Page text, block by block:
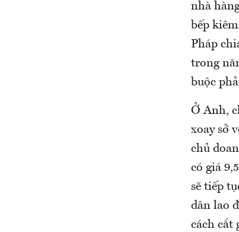
nhà
bếp
Pháp
trong
buộc
Ở Anh,
xoay sở
chủ
có giá
sẽ tiếp
dân lao
cách cắt